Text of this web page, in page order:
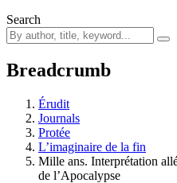
Search
Breadcrumb
Érudit
Journals
Protée
L’imaginaire de la fin
Mille ans. Interprétation
de l’Apocalypse